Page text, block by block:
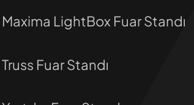
Maxima LightBox Fuar Standı
Truss Fuar Standı